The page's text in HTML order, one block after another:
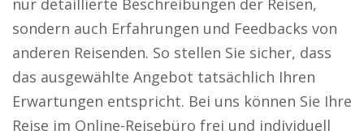
nur detaillierte Beschreibungen der Reisen,
sondern auch Erfahrungen und Feedbacks von
anderen Reisenden. So stellen Sie sicher, dass
das ausgewählte Angebot tatsächlich Ihren
Erwartungen entspricht. Bei uns können Sie Ihre
Reise im Online-Reisebüro frei und individuell